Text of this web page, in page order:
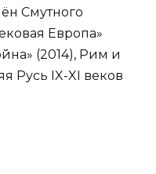
Смутного
Европа»
(2014), Рим и
Русь IX-XI веков